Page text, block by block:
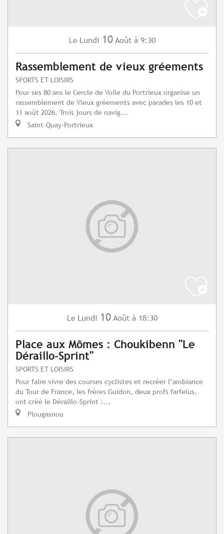
Le Lundi 10 Août à 9:30
Rassemblement de vieux gréements
SPORTS ET LOISIRS
Pour ses 80 ans le Cercle de Voile du Portrieux organise un
rassemblement de Vieux gréements avec parades les 10 et
11 août 2026. Trois jours de navig...
Saint-Quay-Portrieux
Le Lundi 10 Août à 18:30
Place aux Mômes : Choukibenn "Le
Déraillo-Sprint"
SPORTS ET LOISIRS
Pour faire vivre des courses cyclistes et recréer l’ambiance
du Tour de France, les frères Guidon, deux profs farfelus,
ont créé le Déraillo-Sprint :...
Plougasnou